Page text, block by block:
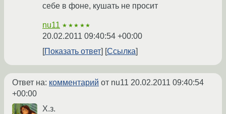
себе в фоне, кушать не просит
nu11 ★★★★★
20.02.2011 09:40:54 +00:00
Показать ответ
Ссылка
Ответ на: комментарий от nu11 20.02.2011 09:40:54
+00:00
Х.з.